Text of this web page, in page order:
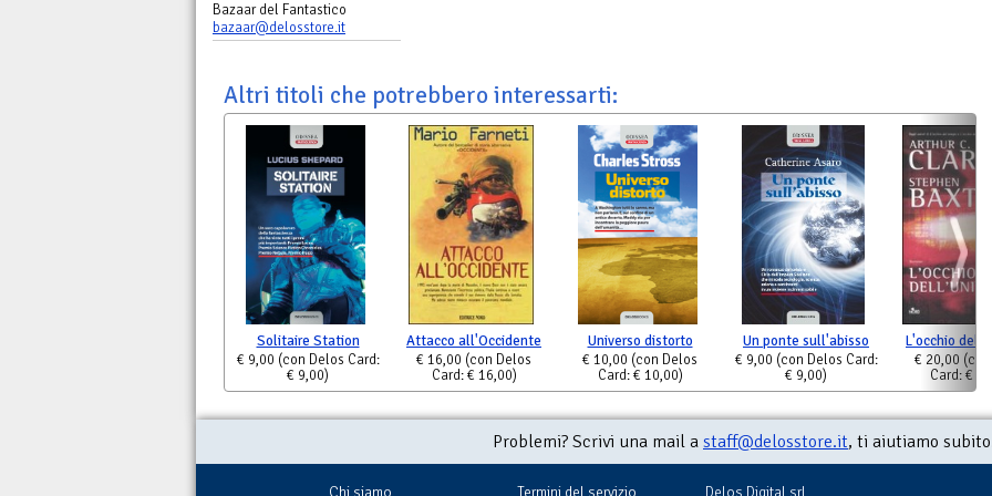
Bazaar del Fantastico
bazaar@delosstore.it
Altri titoli che potrebbero interessarti:
Solitaire Station
€ 9,00 (con Delos Card:
€ 9,00)
Attacco all'Occidente
€ 16,00 (con Delos
Card: € 16,00)
Universo distorto
€ 10,00 (con Delos
Card: € 10,00)
Un ponte sull'abisso
€ 9,00 (con Delos Card:
€ 9,00)
L'occhio
€ 20,00 (con
Card: €
Problemi? Scrivi una mail a staff@delosstore.it, ti aiutiamo
Chi siamo Termini del servizio Delos Digital srl